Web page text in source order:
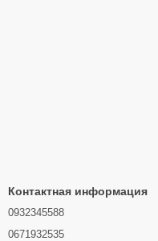
Контактная информация
0932345588
0671932535